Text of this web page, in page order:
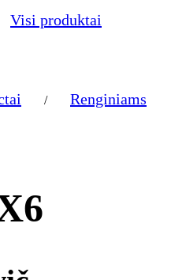
Visi produktai
/ Renginiams